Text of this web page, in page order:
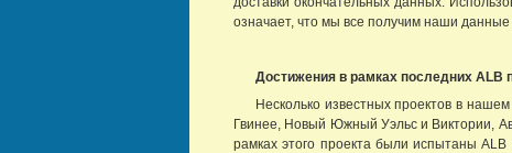
означает, что мы все получим наши данные
Достижения в рамках последних ALB
Несколько известных проектов в
Гвинее, Новый Южный Уэльс и Виктории,
рамках этого проекта были испытаны